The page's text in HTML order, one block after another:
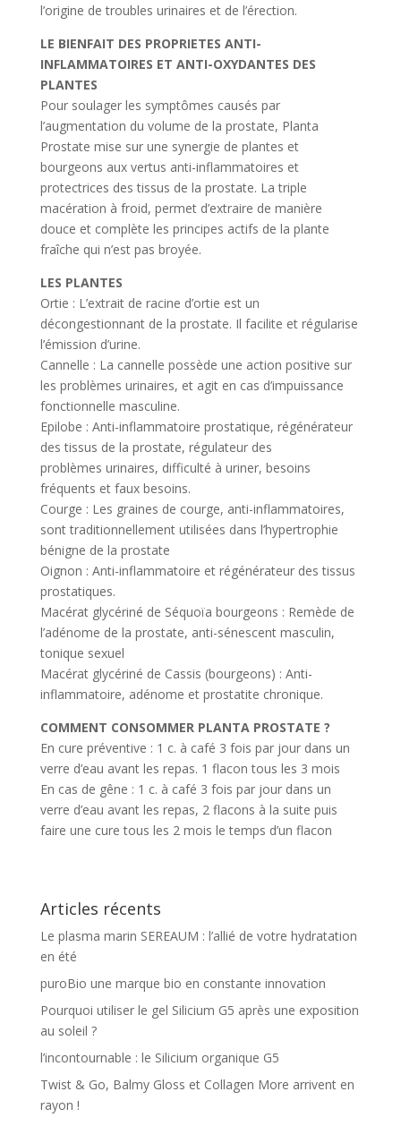
l’origine de troubles urinaires et de l’érection.
LE BIENFAIT DES PROPRIETES ANTI-
INFLAMMATOIRES ET ANTI-OXYDANTES DES
PLANTES
Pour soulager les symptômes causés par
l’augmentation du volume de la prostate, Planta
Prostate mise sur une synergie de plantes et
bourgeons aux vertus anti-inflammatoires et
protectrices des tissus de la prostate. La triple
macération à froid, permet d’extraire de manière
douce et complète les principes actifs de la plante
fraîche qui n’est pas broyée.
LES PLANTES
Ortie : L’extrait de racine d’ortie est un
décongestionnant de la prostate. Il facilite et régularise
l’émission d’urine.
Cannelle : La cannelle possède une action positive sur
les problèmes urinaires, et agit en cas d’impuissance
fonctionnelle masculine.
Epilobe : Anti-inflammatoire prostatique, régénérateur
des tissus de la prostate, régulateur des
problèmes urinaires, difficulté à uriner, besoins
fréquents et faux besoins.
Courge : Les graines de courge, anti-inflammatoires,
sont traditionnellement utilisées dans l’hypertrophie
bénigne de la prostate
Oignon : Anti-inflammatoire et régénérateur des tissus
prostatiques.
Macérat glycériné de Séquoïa bourgeons : Remède de
l’adénome de la prostate, anti-sénescent masculin,
tonique sexuel
Macérat glycériné de Cassis (bourgeons) : Anti-
inflammatoire, adénome et prostatite chronique.
COMMENT CONSOMMER PLANTA PROSTATE ?
En cure préventive : 1 c. à café 3 fois par jour dans un
verre d’eau avant les repas. 1 flacon tous les 3 mois
En cas de gêne : 1 c. à café 3 fois par jour dans un
verre d’eau avant les repas, 2 flacons à la suite puis
faire une cure tous les 2 mois le temps d’un flacon
Articles récents
Le plasma marin SEREAUM : l’allié de votre hydratation
en été
puroBio une marque bio en constante innovation
Pourquoi utiliser le gel Silicium G5 après une exposition
au soleil ?
l’incontournable : le Silicium organique G5
Twist & Go, Balmy Gloss et Collagen More arrivent en
rayon !